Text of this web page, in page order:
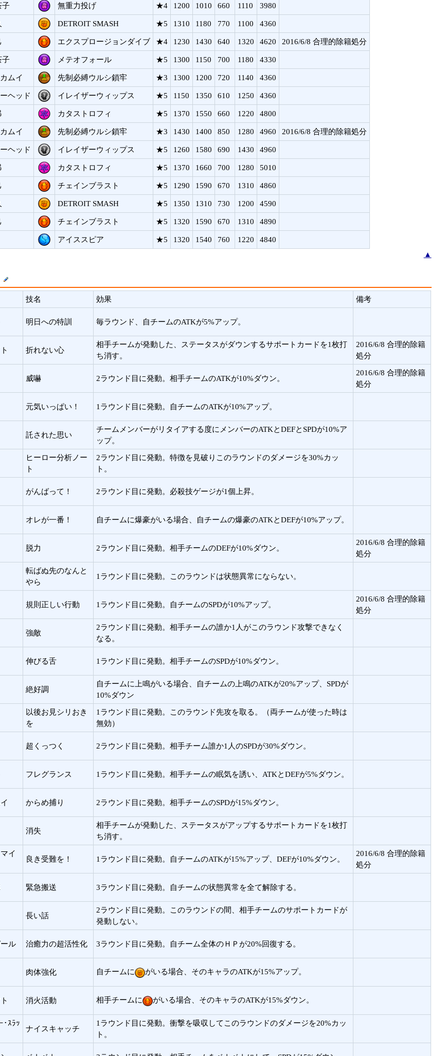
子 無重力投げ ★4 1200 1010 660 1110 3980
DETROIT SMASH ★5 1310 1180 770 1100 4360
エクスプロージョンダイブ ★4 1230 1430 640 1320 4620 2016/6/8 合理的除籍処分
子 メテオフォール ★5 1300 1150 700 1180 4330
ムイ 先制必縛ウルシ鎖牢 ★3 1300 1200 720 1140 4360
ヘッド イレイザーウィップス ★5 1150 1350 610 1250 4360
カタストロフィ ★5 1370 1550 660 1220 4800
ムイ 先制必縛ウルシ鎖牢 ★3 1430 1400 850 1280 4960 2016/6/8 合理的除籍処分
ヘッド イレイザーウィップス ★5 1260 1580 690 1430 4960
カタストロフィ ★5 1370 1660 700 1280 5010
チェインブラスト ★5 1290 1590 670 1310 4860
DETROIT SMASH ★5 1350 1310 730 1200 4590
チェインブラスト ★5 1320 1590 670 1310 4890
アイススピア ★5 1320 1540 760 1220
4840
▲
技名 効果 備考
明日への特訓 毎ラウンド、自チームのATKが5%アップ。
折れない心
相手チームが発動した、ステータスがダウンするサポートカードを1枚打
ち消す。
2016/6/8 合理的除籍
処分
威嚇 2ラウンド目に発動。相手チームのATKが10%ダウン。
2016/6/8 合理的除籍
処分
元気いっぱい！ 1ラウンド目に発動。自チームのATKが10%アップ。
託された思い
チームメンバーがリタイアする度にメンバーのATKとDEFとSPDが10%ア
ップ。
ヒーロー分析ノー
ト
2ラウンド目に発動。特徴を見破りこのラウンドのダメージを30%カッ
ト。
がんばって！ 2ラウンド目に発動。必殺技ゲージが1個上昇。
オレが一番！ 自チームに爆豪がいる場合、自チームの爆豪のATKとDEFが10%アップ。
脱力 2ラウンド目に発動。相手チームのDEFが10%ダウン。
2016/6/8 合理的除籍
処分
転ばぬ先のなんと
やら
1ラウンド目に発動。このラウンドは状態異常にならない。
規則正しい行動 1ラウンド目に発動。自チームのSPDが10%アップ。
2016/6/8 合理的除籍
処分
強敵
2ラウンド目に発動。相手チームの誰か1人がこのラウンド攻撃できなく
なる。
伸びる舌 1ラウンド目に発動。相手チームのSPDが10%ダウン。
絶好調
自チームに上鳴がいる場合、自チームの上鳴のATKが20%アップ、SPDが
10%ダウン
以後お見シリおき
を
1ラウンド目に発動。このラウンド先攻を取る。（両チームが使った時は
無効）
超くっつく 2ラウンド目に発動。相手チーム誰か1人のSPDが30%ダウン。
フレグランス 1ラウンド目に発動。相手チームの眠気を誘い、ATKとDEFが5%ダウン。
からめ捕り 2ラウンド目に発動。相手チームのSPDが15%ダウン。
消失
相手チームが発動した、ステータスがアップするサポートカードを1枚打
ち消す。
イ
良き受難を！ 1ラウンド目に発動。自チームのATKが15%アップ、DEFが10%ダウン。
2016/6/8 合理的除籍
処分
緊急搬送 3ラウンド目に発動。自チームの状態異常を全て解除する。
長い話
2ラウンド目に発動。このラウンドの間、相手チームのサポートカードが
発動しない。
ル 治癒力の超活性化 3ラウンド目に発動。自チーム全体のＨＰが20%回復する。
肉体強化 自チームに がいる場合、そのキャラのATKが15%アップ。
消火活動 相手チームに がいる場合、そのキャラのATKが15%ダウン。
･ｽﾗｯ
ナイスキャッチ
1ラウンド目に発動。衝撃を吸収してこのラウンドのダメージを20%カッ
ト。